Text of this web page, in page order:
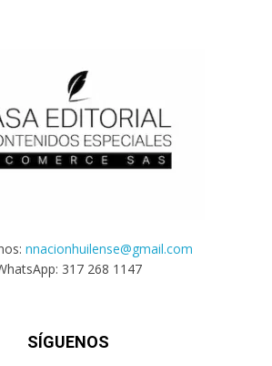
nnacionhuilense@gmail.com
317 268 1147
SÍGUENOS